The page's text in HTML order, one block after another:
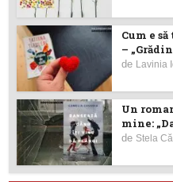
Cum e
–
de Lavinia
Un
mine:
de Stela